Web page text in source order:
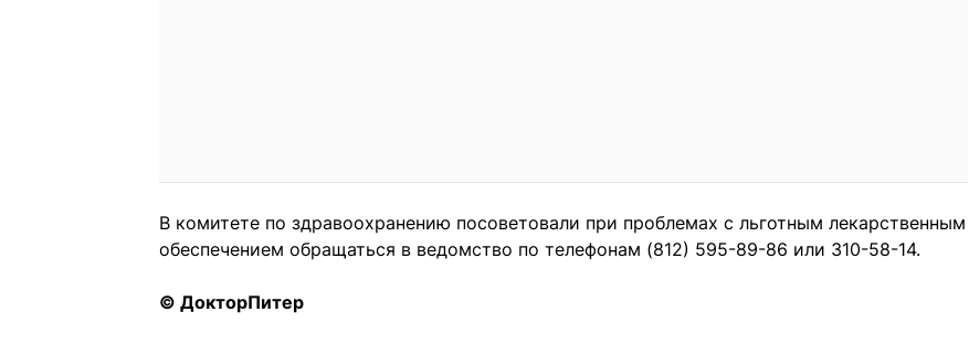
В комитете по здравоохранению посоветовали при проблемах с льготным лекарственным
обеспечением обращаться в ведомство по телефонам (812) 595-89-86 или 310-58-14.
© ДокторПитер